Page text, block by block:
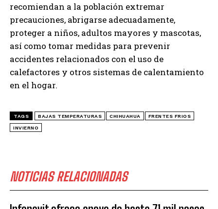
recomiendan a la población extremar
precauciones, abrigarse adecuadamente,
proteger a niños, adultos mayores y mascotas,
así como tomar medidas para prevenir
accidentes relacionados con el uso de
calefactores y otros sistemas de calentamiento
en el hogar.
TAGS BAJAS TEMPERATURAS CHIHUAHUA FRENTES FRIOS
INVIERNO
NOTICIAS RELACIONADAS